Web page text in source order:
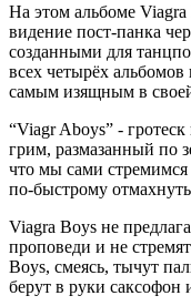
На этом альбоме
видение пост-панка
созданными для
всех четырёх
самым изящным в
“Viagr Aboys” -
грим, размазанный по
что мы сами
по-быстрому
Viagra Boys не
проповеди и не
Boys, смеясь, тычут
берут в руки саксофон